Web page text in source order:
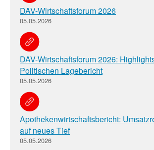
DAV-Wirtschaftsforum 2026
05.05.2026
DAV-Wirtschaftsforum 2026:
Politischen Lagebericht
05.05.2026
Apothekenwirtschaftsbericht:
auf neues Tief
05.05.2026